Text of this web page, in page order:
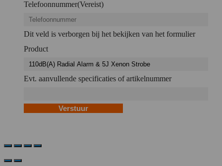
Telefoonnummer(Vereist)
Dit veld is verborgen bij het bekijken van het formulier
Product
Evt. aanvullende specificaties of artikelnummer